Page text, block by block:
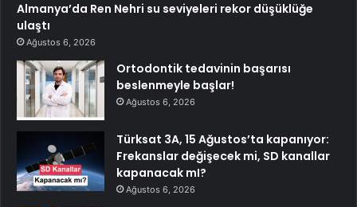
Almanya’da Ren Nehri su seviyeleri rekor düşüklüğe
ulaştı
Ağustos 6, 2026
Ortodontik tedavinin başarısı
beslenmeyle başlar!
Ağustos 6, 2026
Türksat 3A, 15 Ağustos’ta kapanıyor:
Frekanslar değişecek mi, SD kanallar
kapanacak mI?
Ağustos 6, 2026